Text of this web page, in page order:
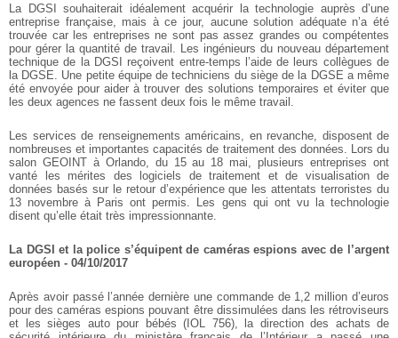
La DGSI souhaiterait idéalement acquérir la technologie auprès d’une
entreprise française, mais à ce jour, aucune solution adéquate n’a été
trouvée car les entreprises ne sont pas assez grandes ou compétentes
pour gérer la quantité de travail. Les ingénieurs du nouveau département
technique de la DGSI reçoivent entre-temps l’aide de leurs collègues de
la DGSE. Une petite équipe de techniciens du siège de la DGSE a même
été envoyée pour aider à trouver des solutions temporaires et éviter que
les deux agences ne fassent deux fois le même travail.
Les services de renseignements américains, en revanche, disposent de
nombreuses et importantes capacités de traitement des données. Lors du
salon GEOINT à Orlando, du 15 au 18 mai, plusieurs entreprises ont
vanté les mérites des logiciels de traitement et de visualisation de
données basés sur le retour d’expérience que les attentats terroristes du
13 novembre à Paris ont permis. Les gens qui ont vu la technologie
disent qu’elle était très impressionnante.
La DGSI et la police s’équipent de caméras espions avec de l’argent
européen - 04/10/2017
Après avoir passé l’année dernière une commande de 1,2 million d’euros
pour des caméras espions pouvant être dissimulées dans les rétroviseurs
et les sièges auto pour bébés (IOL 756), la direction des achats de